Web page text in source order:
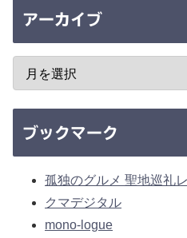
アーカイブ
ブックマーク
孤独のグルメ 聖地巡礼
クマデジタル
mono-logue